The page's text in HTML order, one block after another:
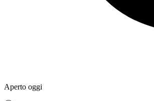
Aperto oggi